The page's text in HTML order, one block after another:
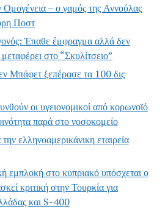
– ο γαμός της Αννούλας
Ποστ
Έπαθε έμφραγμα αλλά δεν
στο “Σκυλίτσειο”
Μπάφετ ξεπέρασε τα 100 δις
οι υγειονομικοί από κορωνοϊό
παρά στο νοσοκομείο
ελληνοαμερικάνικη εταιρεία
εμπλοκή στο κυπριακό υπόσχεται ο
κριτική στην Τουρκία για
και S-400